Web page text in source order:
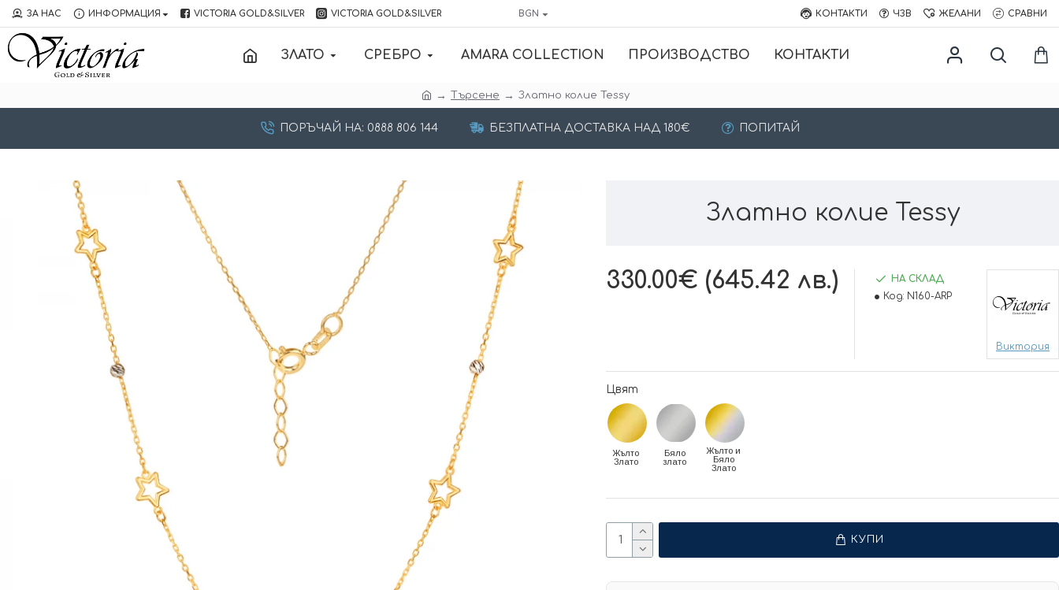
ЗА НАС ИНФОРМАЦИЯ VICTORIA GOLD&SILVER VICTORIA GOLD&SILVER BGN КОНТАКТИ ЧЗВ ЖЕЛАНИ СРАВНИ
ЗЛАТО СРЕБРО AMARA COLLECTION ПРОИЗВОДСТВО КОНТАКТИ
Търсене Златно колие Tessy
ПОРЪЧАЙ НА: 0888 806 144 БЕЗПЛАТНА ДОСТАВКА НАД 180€ ПОПИТАЙ
Златно колие Tessy
330.00€ (645.42 лв.)
НА СКЛАД
Код: N160-ARP
Виктория
Цвят
Жълто
Злато
Бяло
злато
Жълто и
Бяло
Злато
КУПИ